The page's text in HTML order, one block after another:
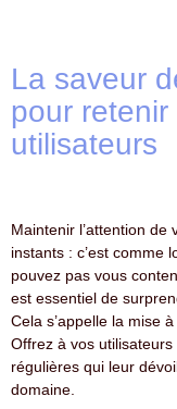
La saveur
pour retenir
utilisateurs
Maintenir l’attention
instants : c’est comme
pouvez pas vous
est essentiel de
Cela s’appelle la mise
Offrez à vos
régulières qui leur
domaine.